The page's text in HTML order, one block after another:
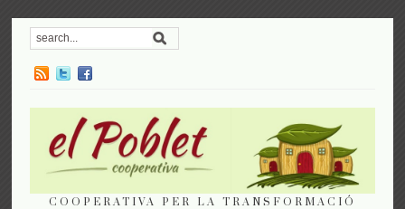
COOPERATIVA PER LA TRANSFORMACIÓ